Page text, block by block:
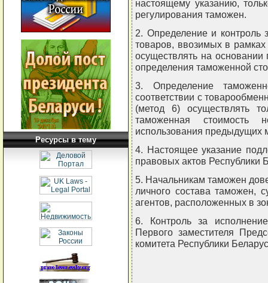
Ресурсы в тему
настоящему указанию,
регулирования таможен.
2. Определение и контроль
товаров, ввозимых в
осуществлять на основании
определения таможенной
3. Определение
соответствии с
(метод 6) осуществлять
таможенная
использования предыдущих
4. Настоящее указание
правовых актов Республики
5. Начальникам таможен
личного состава таможен,
агентов, расположенных в
6. Контроль за
Первого заместителя
комитета Республики